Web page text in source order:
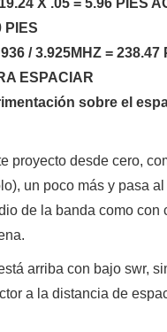
PIES
/ 3.925MHZ = 238.47
ESPACIAR
sobre el
proyecto desde cero,
un poco más y pasa
de la banda como con
arriba con bajo swr,
a la distancia de